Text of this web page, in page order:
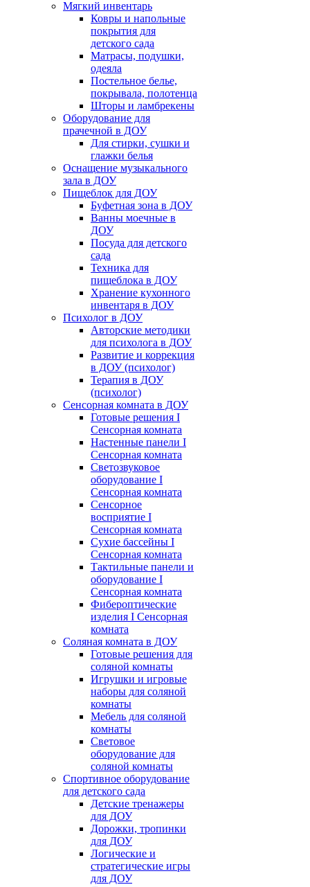
Мягкий инвентарь
Ковры и напольные
покрытия для
детского сада
Матрасы, подушки,
одеяла
Постельное белье,
покрывала, полотенца
Шторы и ламбрекены
Оборудование для
прачечной в ДОУ
Для стирки, сушки и
глажки белья
Оснащение музыкального
зала в ДОУ
Пищеблок для ДОУ
Буфетная зона в ДОУ
Ванны моечные в
ДОУ
Посуда для детского
сада
Техника для
пищеблока в ДОУ
Хранение кухонного
инвентаря в ДОУ
Психолог в ДОУ
Авторские методики
для психолога в ДОУ
Развитие и коррекция
в ДОУ (психолог)
Терапия в ДОУ
(психолог)
Сенсорная комната в ДОУ
Готовые решения I
Сенсорная комната
Настенные панели I
Сенсорная комната
Светозвуковое
оборудование I
Сенсорная комната
Сенсорное
восприятие I
Сенсорная комната
Сухие бассейны I
Сенсорная комната
Тактильные панели и
оборудование I
Сенсорная комната
Фибероптические
изделия I Сенсорная
комната
Соляная комната в ДОУ
Готовые решения для
соляной комнаты
Игрушки и игровые
наборы для соляной
комнаты
Мебель для соляной
комнаты
Световое
оборудование для
соляной комнаты
Спортивное оборудование
для детского сада
Детские тренажеры
для ДОУ
Дорожки, тропинки
для ДОУ
Логические и
стратегические игры
для ДОУ